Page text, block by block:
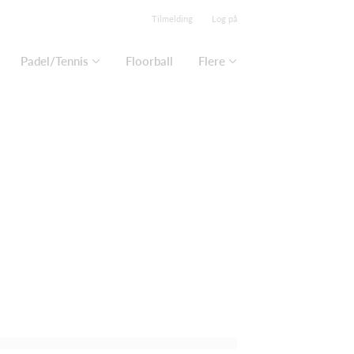
Tilmelding Log på
Padel/Tennis Floorball Flere